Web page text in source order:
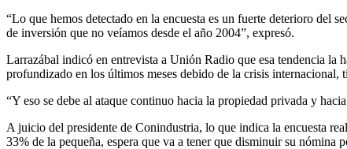
“Lo que hemos detectado en la encuesta es un fuerte deterioro del
de inversión que no veíamos desde el año 2004”, expresó.
Larrazábal indicó en entrevista a Unión Radio que esa tendencia la
profundizado en los últimos meses debido de la crisis internacional,
“Y eso se debe al ataque continuo hacia la propiedad privada y
A juicio del presidente de Conindustria, lo que indica la encuesta
33% de la pequeña, espera que va a tener que disminuir su nómina